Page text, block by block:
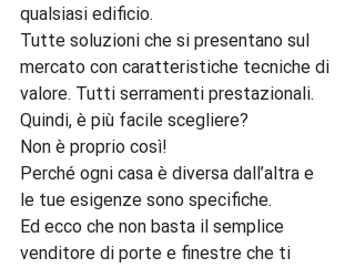
qualsiasi edificio.
Tutte soluzioni che si presentano sul
mercato con caratteristiche tecniche di
valore. Tutti serramenti prestazionali.
Quindi, è più facile scegliere?
Non è proprio così!
Perché ogni casa è diversa dall’altra e
le tue esigenze sono specifiche.
Ed ecco che non basta il semplice
venditore di porte e finestre che ti